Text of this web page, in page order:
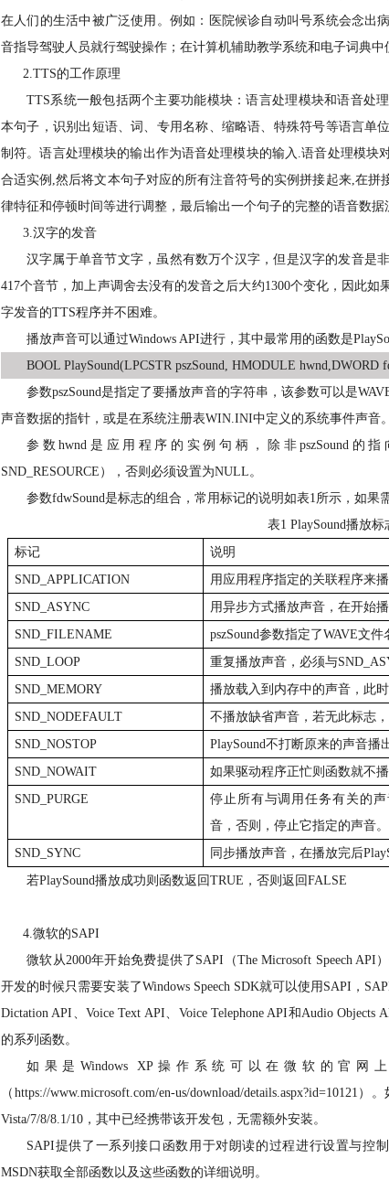
在人们的生活中被广泛使用。例如：医院候诊自动叫号系统会念出
音指导驾驶人员就行驾驶操作；在计算机辅助教学系统和电子词典中
2.TTS的工作原理
TTS系统一般包括两个主要功能模块：语言处理模块和语音处
本句子，识别出短语、词、专用名称、缩略语、特殊符号等语言单
制符。语言处理模块的输出作为语音处理模块的输入 .语音处理模块
合适实例 ,然后将文本句子对应的所有注音符号的实例拼接起来,在拼
律特征和停顿时间等进行调整，最后输出一个句子的完整的语音数据
3.汉字的发音
汉字属于单音节文字，虽然有数万个汉字，但是汉字的发音是
417个音节，加上声调舍去没有的发音之后大约1300个变化，因此如
字发音的TTS程序并不困难。
播放声音可以通过Windows API进行，其中最常用的函数是
BOOL PlaySound(LPCSTR pszSound, HMODULE hwnd,DWORD
参数pszSound是指定了要播放声音的字符串，该参数可以是
声音数据的指针，或是在系统注册表WIN.INI中定义的系统事件声音
参数hwnd 是应用程序的实例句柄，除非pszSound 的指
SND_RESOURCE ），否则必须设置为NULL。
参数fdwSound是标志的组合，常用标记的说明如表1所示，如果
表1 PlaySound播放标
标记
说明
SND_APPLICATION
用应用程序指定的关联程序来播
SND_ASYNC
用异步方式播放声音，在开始
SND_FILENAME
pszSound参数指定了WAVE文件
SND_LOOP
重复播放声音，必须与
SND_MEMORY
播放载入到内存中的声音，此时
SND_NODEFAULT
不播放缺省声音，若无此标志，
SND_NOSTOP
PlaySound不打断原来的声音播
SND_NOWAIT
如果驱动程序正忙则函数就不
SND_PURGE
停止所有与调用任务有关的
音，否则，停止它指定的声音。
SND_SYNC
同步播放声音，在播放完后
若PlaySound播放成功则函数返回TRUE ，否则返回FALSE
4.微软的SAPI
微软从2000年开始免费提供了 SAPI （The Microsoft Speech API
开发的时候只需要安装了Windows Speech SDK就可以使用 SAPI ，
Dictation API 、Voice Text API、 Voice Telephone API和Audio Objects
的系列函数。
如果是Windows XP操作系统可以在微软的官网
（ https://www.microsoft.com/en-us/download/details.aspx?id=10121 ）。
Vista/7/8/8.1/10 ，其中已经携带该开发包，无需额外安装。
SAPI提供了一系列接口函数用于对朗读的过程进行设置与控
MSDN获取全部函数以及这些函数的详细说明。